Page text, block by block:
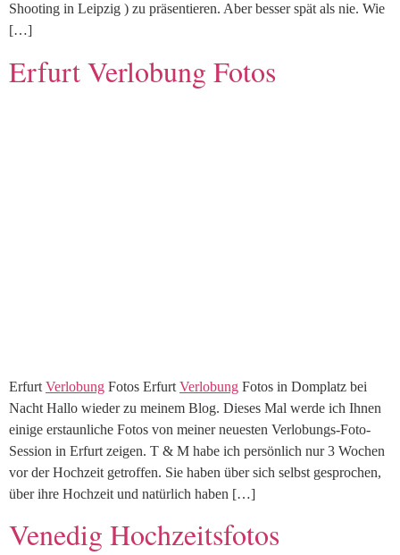
Shooting in Leipzig ) zu präsentieren. Aber besser spät als nie. Wie
[…]
Erfurt Verlobung Fotos
Erfurt Verlobung Fotos Erfurt Verlobung Fotos in Domplatz bei
Nacht Hallo wieder zu meinem Blog. Dieses Mal werde ich Ihnen
einige erstaunliche Fotos von meiner neuesten Verlobungs-Foto-
Session in Erfurt zeigen. T & M habe ich persönlich nur 3 Wochen
vor der Hochzeit getroffen. Sie haben über sich selbst gesprochen,
über ihre Hochzeit und natürlich haben […]
Venedig Hochzeitsfotos